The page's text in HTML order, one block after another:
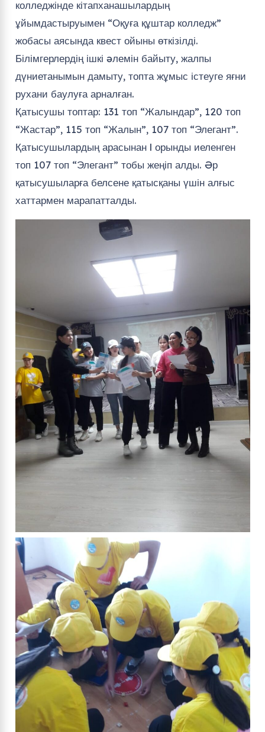
колледжінде кітапханашылардың
ұйымдастыруымен “Оқуға құштар колледж”
жобасы аясында квест ойыны өткізілді.
Білімгерлердің ішкі əлемін байыту, жалпы
дүниетанымын дамыту, топта жұмыс істеуге яғни
рухани баулуға арналған.
Қатысушы топтар: 131 топ “Жалындар”, 120 топ
“Жастар”, 115 топ “Жалын”, 107 топ “Элегант”.
Қатысушылардың арасынан l орынды иеленген
топ 107 топ “Элегант” тобы жеңіп алды. Əр
қатысушыларға белсене қатысқаны үшін алғыс
хаттармен марапатталды.